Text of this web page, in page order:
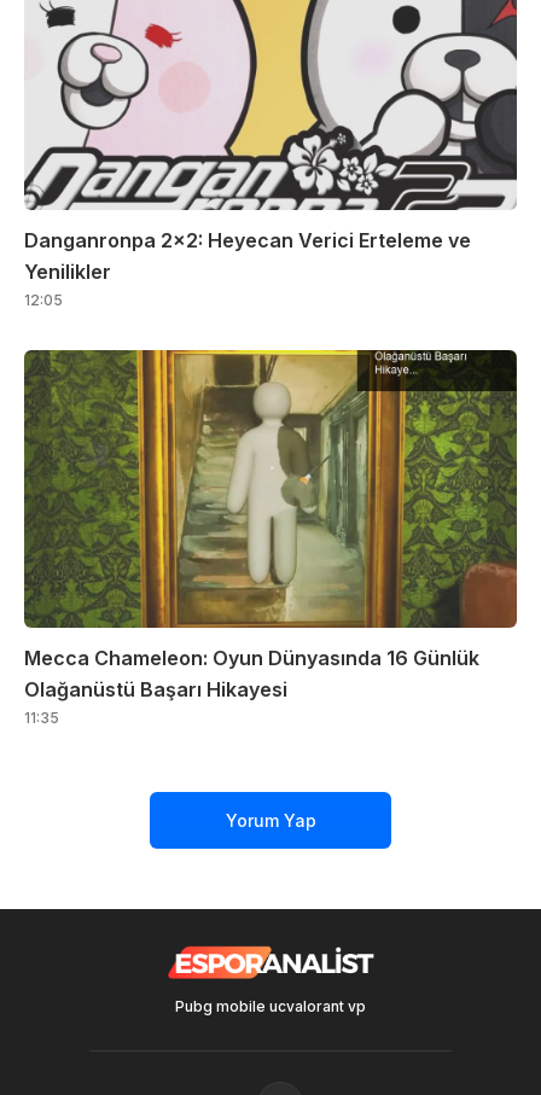
Danganronpa 2×2: Heyecan Verici Erteleme ve
Yenilikler
12:05
Mecca Chameleon: Oyun Dünyasında 16 Günlük
Olağanüstü Başarı Hikayesi
11:35
Yorum Yap
Pubg mobile ucvalorant vp